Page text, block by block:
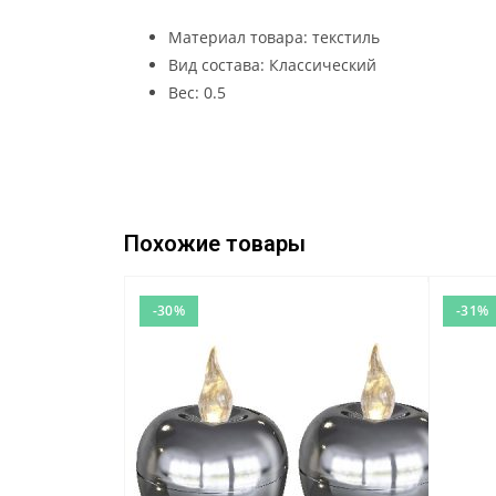
Материал товара: текстиль
Вид состава: Классический
Вес: 0.5
Похожие товары
-30% -31%